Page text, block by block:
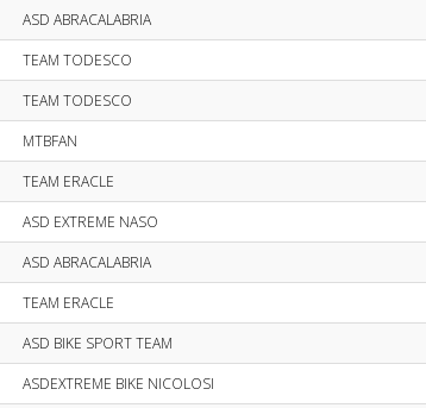
ASD ABRACALABRIA
TEAM TODESCO
TEAM TODESCO
MTBFAN
TEAM ERACLE
ASD EXTREME NASO
ASD ABRACALABRIA
TEAM ERACLE
ASD BIKE SPORT TEAM
ASDEXTREME BIKE NICOLOSI